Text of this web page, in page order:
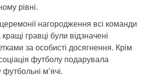
рівні.
нагородження всі команди
гравці були відзначені
за особисті досягнення. Крім
футболу подарувала
м’ячі.